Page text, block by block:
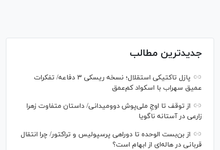
جدیدترین مطالب
پازل تاکتیکی استقلال؛ نسخه ریسکی ۳ دفاعه/ تفکرات
عمیق سهراب با اسکواد کم‌عمق
از توقف تا اوجِ ملی‌پوش دوومیدانی/ داستان متفاوت زهرا
زارعی در آستانه ناگویا
از بن‌بست الوحده تا دوراهی پرسپولیس و تراکتور/ چرا انتقال
قربانی در هاله‌ای از ابهام است؟